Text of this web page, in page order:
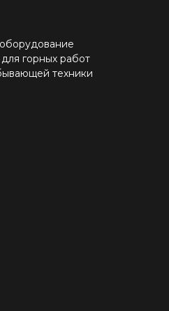
горных работ
техники